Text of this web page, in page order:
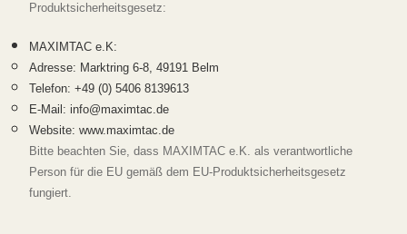
Produktsicherheitsgesetz:
MAXIMTAC e.K:
Adresse: Marktring 6-8, 49191 Belm
Telefon: +49 (0) 5406 8139613
E-Mail: info@maximtac.de
Website: www.maximtac.de
Bitte beachten Sie, dass MAXIMTAC e.K. als verantwortliche
Person für die EU gemäß dem EU-Produktsicherheitsgesetz
fungiert.